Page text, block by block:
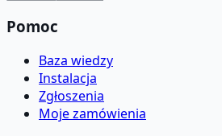
Pomoc
Baza wiedzy
Instalacja
Zgłoszenia
Moje zamówienia